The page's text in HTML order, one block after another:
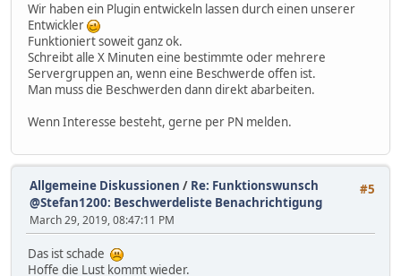
Wir haben ein Plugin entwickeln lassen durch einen unserer
Entwickler
Funktioniert soweit ganz ok.
Schreibt alle X Minuten eine bestimmte oder mehrere
Servergruppen an, wenn eine Beschwerde offen ist.
Man muss die Beschwerden dann direkt abarbeiten.
Wenn Interesse besteht, gerne per PN melden.
#5
Allgemeine Diskussionen / Re: Funktionswunsch
@Stefan1200: Beschwerdeliste Benachrichtigung
March 29, 2019, 08:47:11 PM
Das ist schade
Hoffe die Lust kommt wieder.